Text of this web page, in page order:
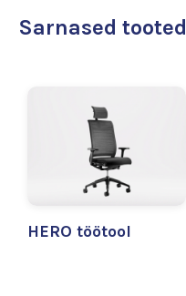
Sarnased tooted
HERO töötool